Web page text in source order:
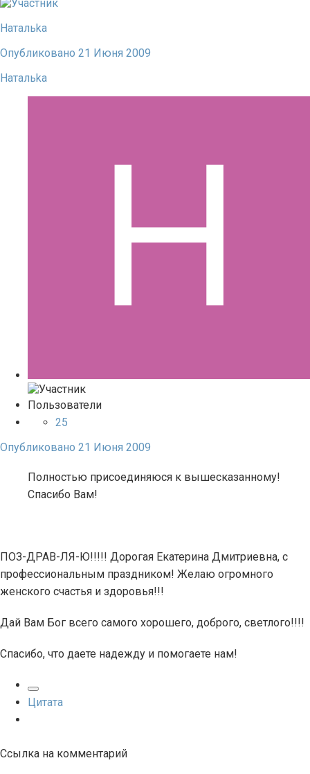
Натальkа
Опубликовано 21 Июня 2009
Натальkа
Пользователи
25
Опубликовано 21 Июня 2009
Полностью присоединяюся к вышесказанному!
Спасибо Вам!
ПОЗ-ДРАВ-ЛЯ-Ю!!!!! Дорогая Екатерина Дмитриевна, с
профессиональным праздником! Желаю огромного
женского счастья и здоровья!!!
Дай Вам Бог всего самого хорошего, доброго, светлого!!!!
Спасибо, что даете надежду и помогаете нам!
Цитата
Ссылка на комментарий